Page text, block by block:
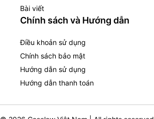
Bài viết
Chính sách và Hướng dẫn
Điều khoản sử dụng
Chính sách bảo mật
Hướng dẫn sử dụng
Hướng dẫn thanh toán